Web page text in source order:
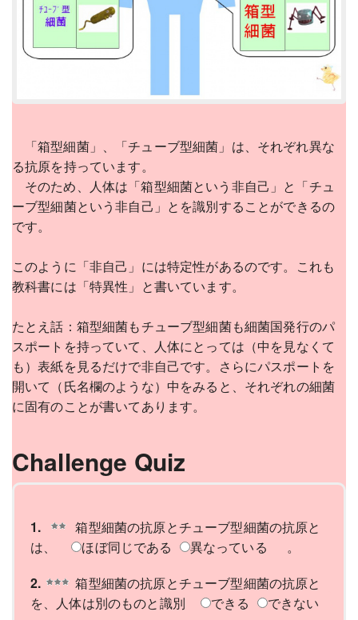
「箱型細菌」、「チューブ型細菌」は、それぞれ異な
る抗原を持っています。
そのため、人体は「箱型細菌という非自己」と「チュ
ーブ型細菌という非自己」とを識別することができるの
です。
このように「非自己」には特定性があるのです。これも
教科書には「特異性」と書いています。
たとえ話：箱型細菌もチューブ型細菌も細菌国発行のパ
スポートを持っていて、人体にとっては（中を見なくて
も）表紙を見るだけで非自己です。さらにパスポートを
開いて（氏名欄のような）中をみると、それぞれの細菌
に固有のことが書いてあります。
Challenge Quiz
1.
箱型細菌の抗原とチューブ型細菌の抗原と
は、
ほぼ同じである 異なっている
。
2.
箱型細菌の抗原とチューブ型細菌の抗原と
を、人体は別のものと識別
できる
できない